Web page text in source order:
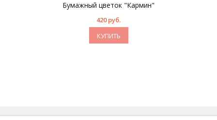
Бумажный цветок "Кармин"
420 руб.
КУПИТЬ